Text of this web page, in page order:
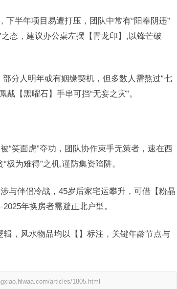
下半年项目易遭打压，团队中常有“阳奉阴违”
态，建议办公桌左摆【青龙印】,以锋芒破
分人明年或有姻缘契机，但多数人需熬过“七
【黑曜石】手串可挡“无妄之灾”。
“笑面虎”夺功，团队协作束手无策者，速在西
极为难得”之机,谨防集资陷阱。
与伴侣冷战，45岁后家宅运攀升，可借【粉晶
年换房者需避正北户型。
辑，风水物品均以【】标注，关键年龄节点与
articles/1805.html